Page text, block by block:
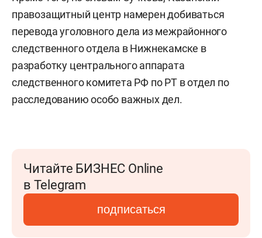
правозащитный центр намерен добиваться
перевода уголовного дела из межрайонного
следственного отдела в Нижнекамске в
разработку центрального аппарата
следственного комитета РФ по РТ в отдел по
расследованию особо важных дел.
Читайте БИЗНЕС Online
в Telegram
подписаться